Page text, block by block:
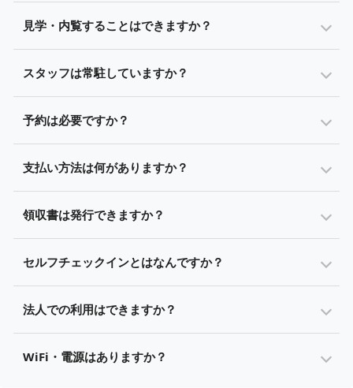
見学・内覧することはできますか？
スタッフは常駐していますか？
予約は必要ですか？
支払い方法は何がありますか？
領収書は発行できますか？
セルフチェックインとはなんですか？
法人での利用はできますか？
WiFi・電源はありますか？